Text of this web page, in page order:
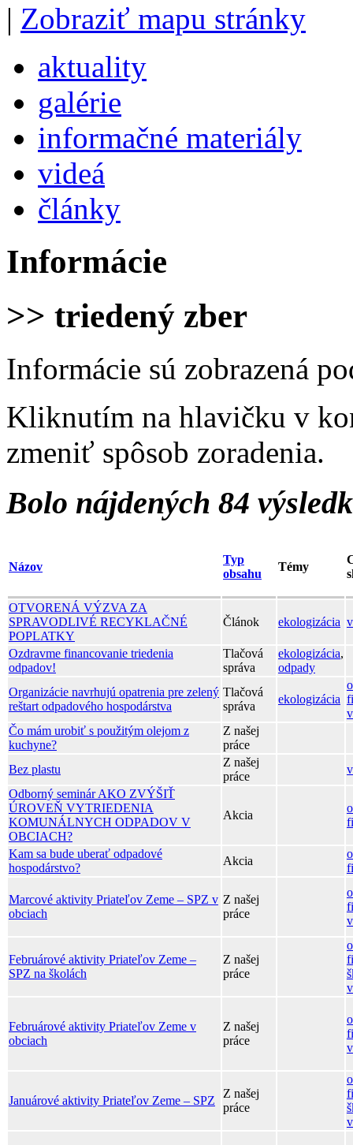
| Zobraziť mapu stránky
aktuality
galérie
informačné materiály
videá
články
Informácie
>> triedený zber
Informácie sú zobrazená
Kliknutím na hlavičku v
zmeniť spôsob zoradenia.
Bolo nájdených 84
Názov
Typ
obsahu
Témy
OTVORENÁ VÝZVA ZA
SPRAVODLIVÉ RECYKLAČNÉ
POPLATKY
Článok ekologizácia
Ozdravme financovanie triedenia
odpadov!
Tlačová
správa
ekologizácia,
odpady
Organizácie navrhujú opatrenia pre zelený
reštart odpadového hospodárstva
Tlačová
správa
ekologizácia
Čo mám urobiť s použitým olejom z
kuchyne?
Z našej
práce
Bez plastu
Z našej
práce
Odborný seminár AKO ZVÝŠIŤ
ÚROVEŇ VYTRIEDENIA
KOMUNÁLNYCH ODPADOV V
OBCIACH?
Akcia
Kam sa bude uberať odpadové
hospodárstvo?
Akcia
Marcové aktivity Priateľov Zeme – SPZ v
obciach
Z našej
práce
Februárové aktivity Priateľov Zeme –
SPZ na školách
Z našej
práce
Februárové aktivity Priateľov Zeme v
obciach
Z našej
práce
Januárové aktivity Priateľov Zeme – SPZ
Z našej
práce